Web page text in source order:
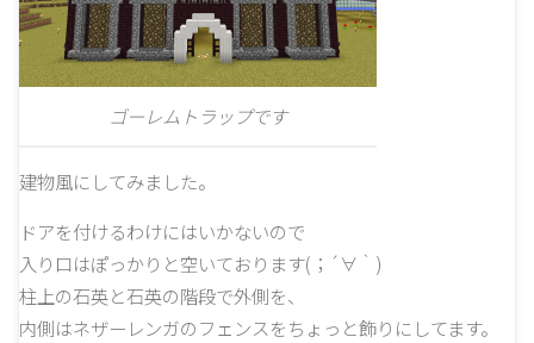
ゴーレムトラップです
建物風にしてみました。
ドアを付けるわけにはいかないので
入り口はぽっかりと空いております(；´∀｀)
柱上の石英と石英の階段で外側を、
内側はネザーレンガのフェンスをちょっと飾りにしてます。